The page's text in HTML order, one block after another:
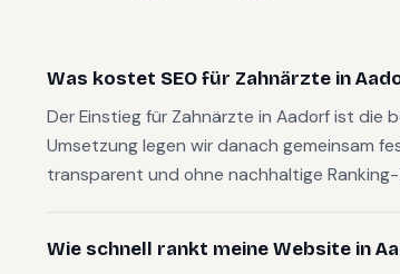
Was kostet SEO für Zahnärzte in
Der Einstieg für Zahnärzte in Aadorf ist die
Umsetzung legen wir danach gemeinsam
transparent und ohne nachhaltige Ranking-
Wie schnell rankt meine Website in